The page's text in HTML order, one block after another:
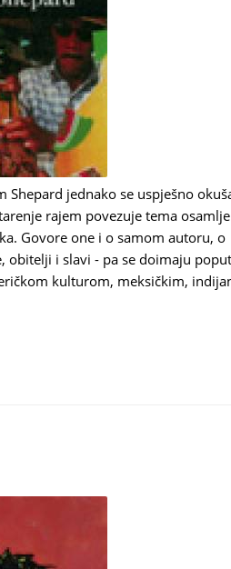
Shepard jednako se uspješno
rajem povezuje tema
Govore one i o samom autoru, o
obitelji i slavi - pa se doimaju
kulturom, meksičkim,